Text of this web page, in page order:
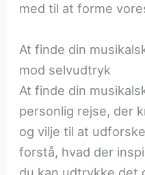
med til at forme
At finde din
mod selvudtryk
At finde din
personlig rejse, der
og vilje til at
forstå, hvad der